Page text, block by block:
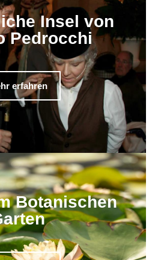
Insel von
Pedrocchi
erfahren
Botanischen